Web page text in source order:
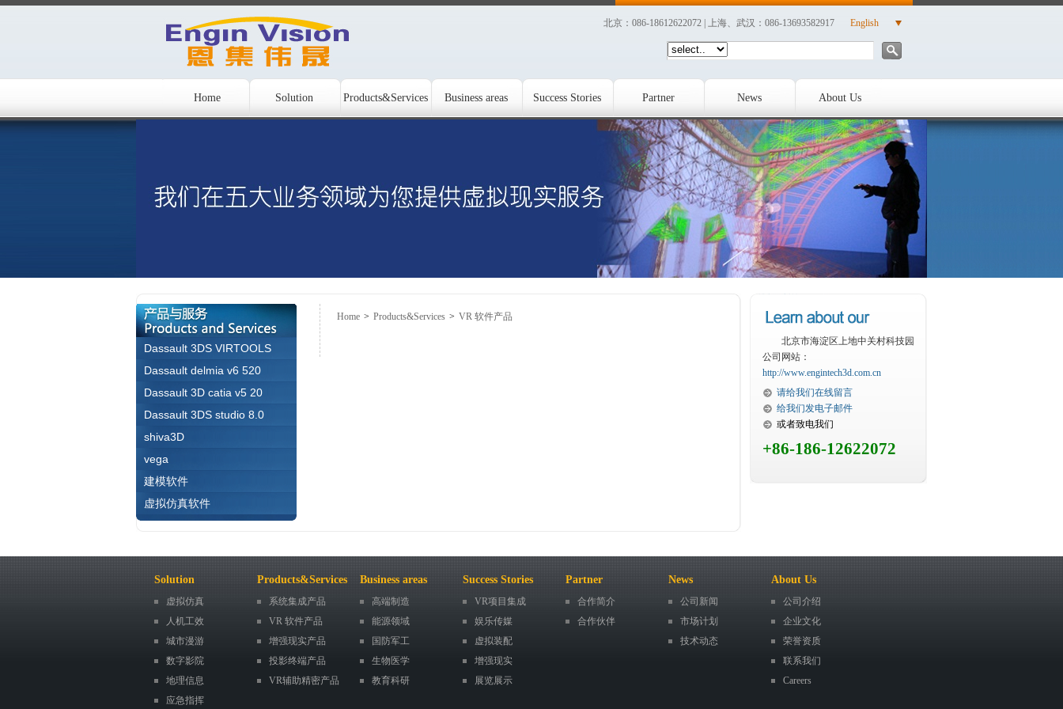
English
北京：086-18612622072 | 上海、武汉：086-13693582917
Home Solution Products&Services Business areas Success Stories Partner News About Us
Dassault 3DS VIRTOOLS
Dassault delmia v6 520
Dassault 3D catia v5 20
Dassault 3DS studio 8.0
shiva3D
vega
建模软件
虚拟仿真软件
Home > Products&Services > VR 软件产品
北京市海淀区上地中关村科技园
公司网站：
http://www.engintech3d.com.cn
请给我们在线留言
给我们发电子邮件
或者致电我们
+86-186-12622072
Solution
虚拟仿真
人机工效
城市漫游
数字影院
地理信息
应急指挥
Products&Services
系统集成产品
VR 软件产品
增强现实产品
投影终端产品
VR辅助精密产品
Business areas
高端制造
能源领域
国防军工
生物医学
教育科研
Success Stories
VR项目集成
娱乐传媒
虚拟装配
增强现实
展览展示
Partner
合作简介
合作伙伴
News
公司新闻
市场计划
技术动态
About Us
公司介绍
企业文化
荣誉资质
联系我们
Careers